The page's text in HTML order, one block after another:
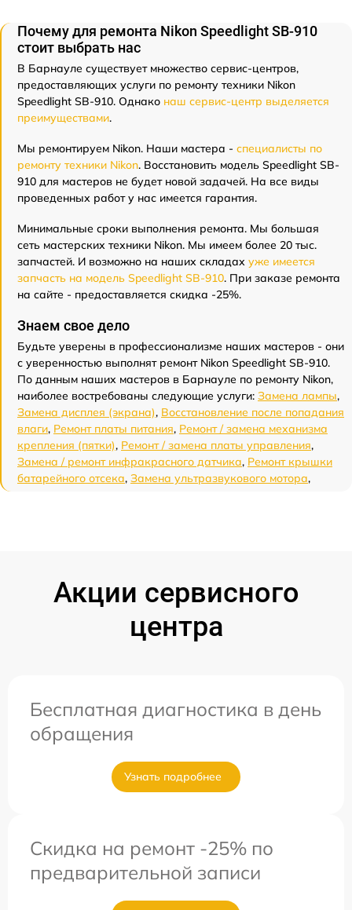
Почему для ремонта Nikon Speedlight SB-910
стоит выбрать нас
В Барнауле существует множество сервис-центров,
предоставляющих услуги по ремонту техники Nikon
Speedlight SB-910. Однако наш сервис-центр выделяется
преимуществами.
Мы ремонтируем Nikon. Наши мастера - специалисты по
ремонту техники Nikon. Восстановить модель Speedlight SB-
910 для мастеров не будет новой задачей. На все виды
проведенных работ у нас имеется гарантия.
Минимальные сроки выполнения ремонта. Мы большая
сеть мастерских техники Nikon. Мы имеем более 20 тыс.
запчастей. И возможно на наших складах уже имеется
запчасть на модель Speedlight SB-910. При заказе ремонта
на сайте - предоставляется скидка -25%.
Знаем свое дело
Будьте уверены в профессионализме наших мастеров - они
с уверенностью выполнят ремонт Nikon Speedlight SB-910.
По данным наших мастеров в Барнауле по ремонту Nikon,
наиболее востребованы следующие услуги: Замена лампы,
Замена дисплея (экрана), Восстановление после попадания
влаги, Ремонт платы питания, Ремонт / замена механизма
крепления (пятки), Ремонт / замена платы управления,
Замена / ремонт инфракрасного датчика, Ремонт крышки
батарейного отсека, Замена ультразвукового мотора,
Акции сервисного
центра
Бесплатная диагностика в день
обращения
Узнать подробнее
Скидка на ремонт -25% по
предварительной записи